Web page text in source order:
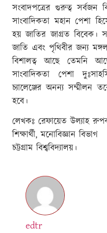
সংবাদপত্রের গুরুত্ব
সাংবাদিকতা মহান পেশা
হয় জাতির জাগ্রত বিবেক।
জাতি এবং পৃথিবীর জন্য
বিশালত্ব আছে তেমনি
সাংবাদিকতা পেশা
চ্যালেঞ্জের অনন্য সম্মীলন
হবে।
লেখকঃ রেফায়েত উল্যাহ
শিক্ষার্থী, মনোবিজ্ঞান বিভাগ
চট্টগ্রাম বিশ্ববিদ্যালয়।
edtr